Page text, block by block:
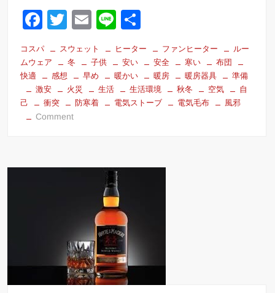
F
c
e
b
o
T
tt
er
E
ail
Li
e
コスパ スウェット ヒーター ファンヒーター
ルー
ムウェア
冬 子供 安い 安全 寒い
布団
快適
感想 早め 暖かい 暖房 暖房器具
準備
激安
火災 生活 生活環境 秋冬 空気
自
己
衝突 防寒着 電気ストーブ 電気毛布 風邪
Commenton
暖
房
器
具